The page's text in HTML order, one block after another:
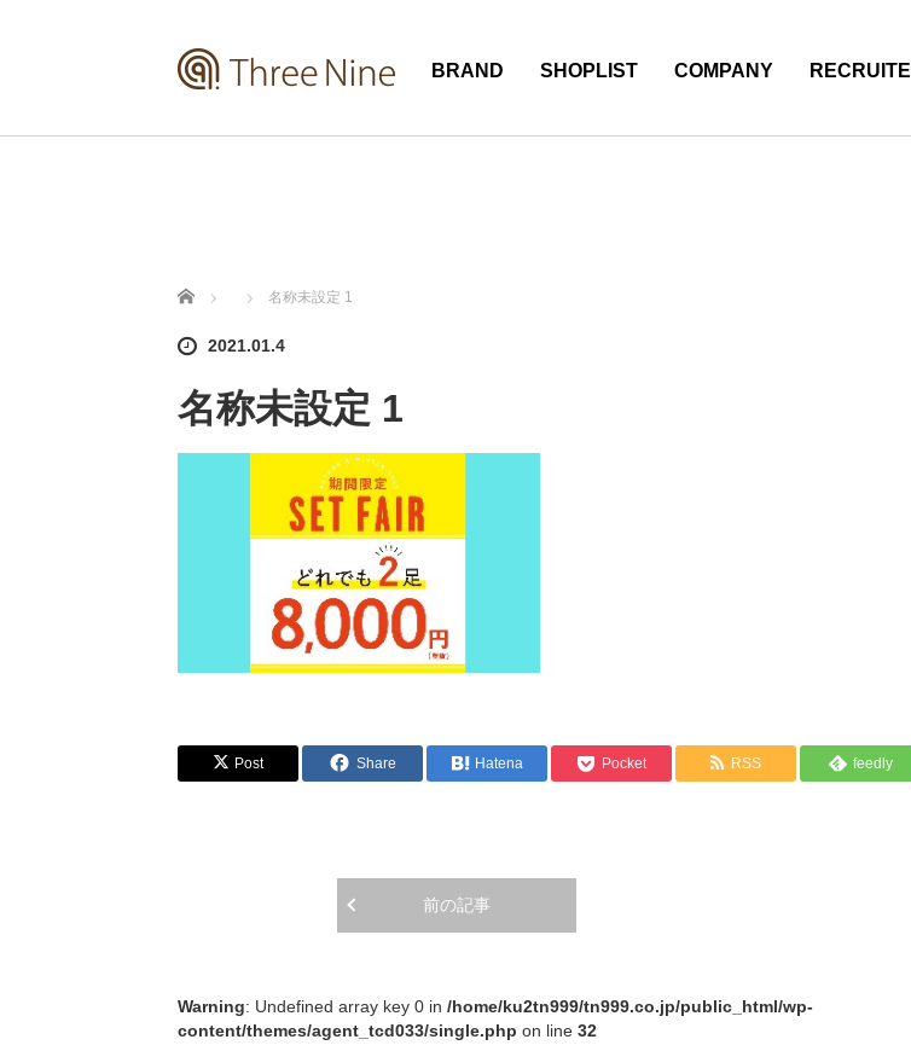
BRAND SHOPLIST COMPANY RECRUITE
ホーム 名称未設定 1
2021.01.4
名称未設定 1
Post Share Hatena Pocket RSS feedly
前の記事
Warning: Undefined array key 0 in /home/ku2tn999/tn999.co.jp/public_html/wp-
content/themes/agent_tcd033/single.php on line 32